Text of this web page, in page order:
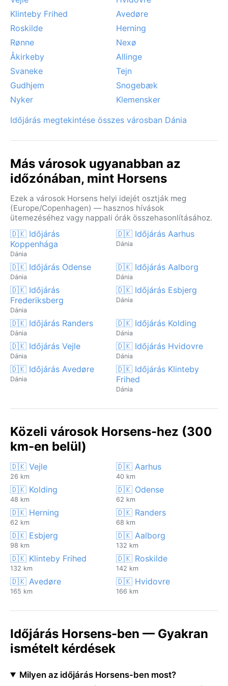
Klinteby Frihed
Avedøre
Roskilde
Herning
Rønne
Nexø
Åkirkeby
Allinge
Svaneke
Tejn
Gudhjem
Snogebæk
Nyker
Klemensker
Időjárás megtekintése összes városban Dánia
Más városok ugyanabban az
időzónában, mint Horsens
Ezek a városok Horsens helyi idejét osztják meg
(Europe/Copenhagen) — hasznos hívások
ütemezéséhez vagy nappali órák összehasonlításához.
🇩🇰 Időjárás
Koppenhága
Dánia
🇩🇰 Időjárás Aarhus
Dánia
🇩🇰 Időjárás Odense
Dánia
🇩🇰 Időjárás Aalborg
Dánia
🇩🇰 Időjárás
Frederiksberg
Dánia
🇩🇰 Időjárás Esbjerg
Dánia
🇩🇰 Időjárás Randers
Dánia
🇩🇰 Időjárás Kolding
Dánia
🇩🇰 Időjárás Vejle
Dánia
🇩🇰 Időjárás Hvidovre
Dánia
🇩🇰 Időjárás Avedøre
Dánia
🇩🇰 Időjárás Klinteby
Frihed
Dánia
Közeli városok Horsens-hez (300
km-en belül)
🇩🇰 Vejle
26 km
🇩🇰 Aarhus
40 km
🇩🇰 Kolding
48 km
🇩🇰 Odense
62 km
🇩🇰 Herning
62 km
🇩🇰 Randers
68 km
🇩🇰 Esbjerg
98 km
🇩🇰 Aalborg
132 km
🇩🇰 Klinteby Frihed
132 km
🇩🇰 Roskilde
142 km
🇩🇰 Avedøre
165 km
🇩🇰 Hvidovre
166 km
Időjárás Horsens-ben — Gyakran
ismételt kérdések
Milyen az időjárás Horsens-ben most?